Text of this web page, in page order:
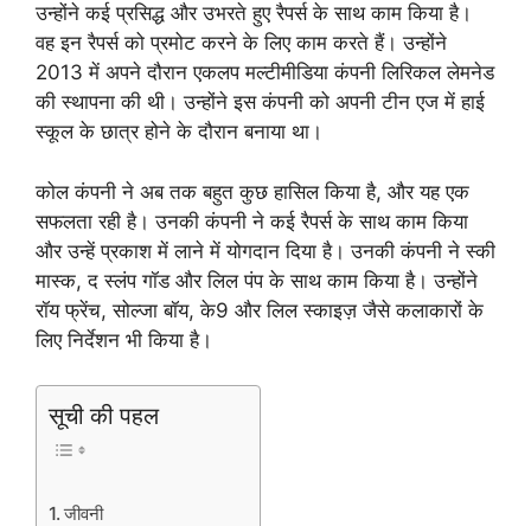
उन्होंने कई प्रसिद्ध और उभरते हुए रैपर्स के साथ काम किया है।
वह इन रैपर्स को प्रमोट करने के लिए काम करते हैं। उन्होंने
2013 में अपने दौरान एकलप मल्टीमीडिया कंपनी लिरिकल लेमनेड
की स्थापना की थी। उन्होंने इस कंपनी को अपनी टीन एज में हाई
स्कूल के छात्र होने के दौरान बनाया था।
कोल कंपनी ने अब तक बहुत कुछ हासिल किया है, और यह एक
सफलता रही है। उनकी कंपनी ने कई रैपर्स के साथ काम किया
और उन्हें प्रकाश में लाने में योगदान दिया है। उनकी कंपनी ने स्की
मास्क, द स्लंप गॉड और लिल पंप के साथ काम किया है। उन्होंने
रॉय फ्रेंच, सोल्जा बॉय, के9 और लिल स्काइज़ जैसे कलाकारों के
लिए निर्देशन भी किया है।
सूची की पहल
जीवनी